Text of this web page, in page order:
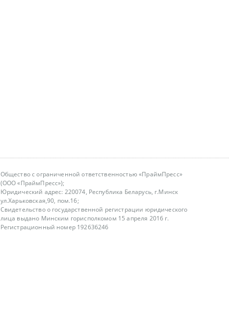
Общество с ограниченной ответственностью «ПраймПресс»
(ООО «ПраймПресс»);
Юридический адрес: 220074, Республика Беларусь, г.Минск
ул.Харьковская,90, пом.16;
Свидетельство о государственной регистрации юридического
лица выдано Минским горисполкомом 15 апреля 2016 г.
Регистрационный номер 192636246